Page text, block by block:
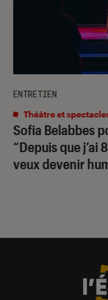
Sofia Belabbes
“Depuis que j’ai
veux devenir
ENTRETIEN
Théâtre et